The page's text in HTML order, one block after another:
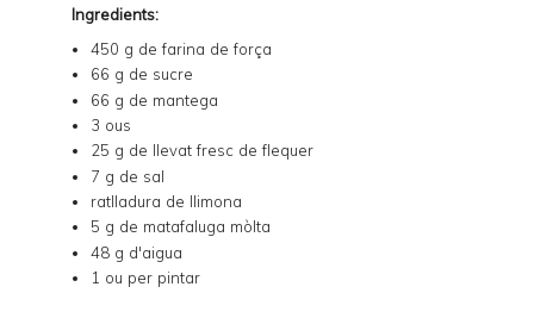
Ingredients:
450 g de farina de força
66 g de sucre
66 g de mantega
3 ous
25 g de llevat fresc de flequer
7 g de sal
ratlladura de llimona
5 g de matafaluga mòlta
48 g d'aigua
1 ou per pintar